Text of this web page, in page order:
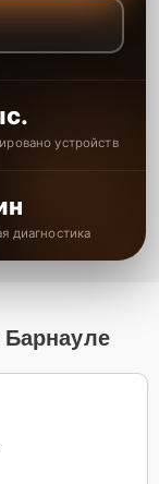
устройств
диагностика